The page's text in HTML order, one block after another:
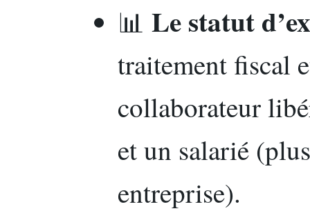
📊 Le statut
traitement fiscal
collaborateur
et un salarié
entreprise).